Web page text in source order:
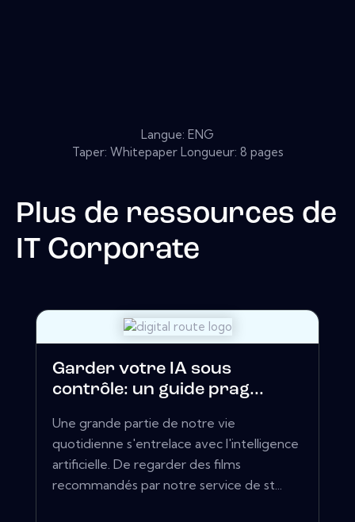
Langue: ENG
Taper: Whitepaper Longueur: 8 pages
Plus de ressources de
IT Corporate
Garder votre IA sous
contrôle: un guide prag...
Une grande partie de notre vie
quotidienne s'entrelace avec l'intelligence
artificielle. De regarder des films
recommandés par notre service de st...